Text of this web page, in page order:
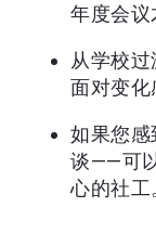
年度会议
从学校过
面对变化
如果您感
谈——可
心的社工